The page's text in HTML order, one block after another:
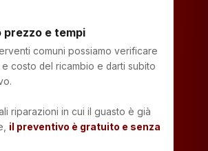
prezzo e tempi
comuni possiamo verificare
costo del ricambio e darti subito
riparazioni in cui il guasto è già
il preventivo è gratuito e senza